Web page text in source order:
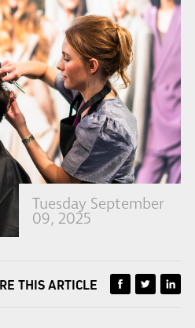
Tuesday September
09, 2025
THIS ARTICLE